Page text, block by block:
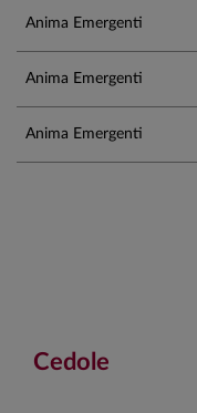
Anima Emergenti
Anima Emergenti
Anima Emergenti
Cedole